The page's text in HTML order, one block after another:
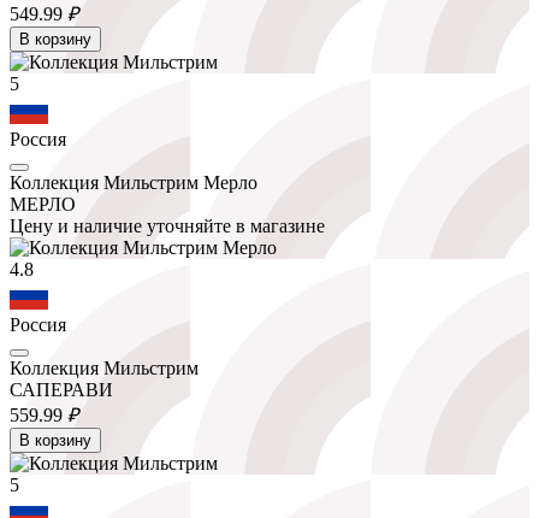
549.99 ₽
В корзину
5
Россия
Коллекция Мильстрим Мерло
МЕРЛО
Цену и наличие уточняйте в магазине
4.8
Россия
Коллекция Мильстрим
САПЕРАВИ
559.99 ₽
В корзину
5